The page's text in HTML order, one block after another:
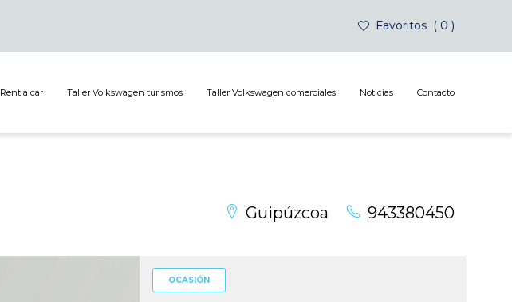
0
Favoritos
Rent a car Taller Volkswagen turismos Taller Volkswagen comerciales Noticias Contacto
Guipúzcoa 943380450
OCASIÓN